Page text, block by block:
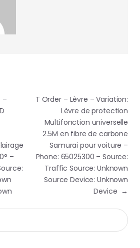
l’article
–
–
T Order – Lèvre – Variation:
Lèvre de protection
Multifonction universelle
2.5M en fibre de carbone
Samurai pour voiture –
Phone: 65025300 – Source:
Traffic Source: Unknown
Source Device: Unknown
Device →